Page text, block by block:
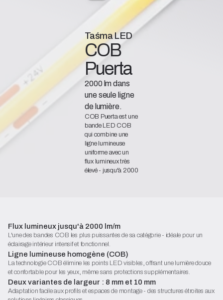
Taśma LED
COB
Puerta
2000 lm dans
une seule ligne
de lumière.
COB Puerta est une
bande LED COB
qui combine une
ligne lumineuse
uniforme avec un
flux lumineux très
élevé - jusqu'à 2000
Fiche technique (PDF)
Commencez la configuration
Flux lumineux jusqu'à 2000 lm/m
L'une des bandes COB les plus puissantes de sa catégorie - idéale pour un
éclairage intérieur intensif et fonctionnel.
Ligne lumineuse homogène (COB)
La technologie COB élimine les points LED visibles, offrant une lumière douce
et confortable pour les yeux, même sans protections supplémentaires.
Deux variantes de largeur : 8 mm et 10 mm
Adaptation facile aux profils et espaces de montage - des structures étroites aux